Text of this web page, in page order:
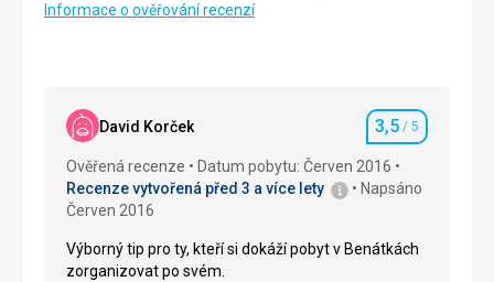
Informace o ověřování recenzí
David Korček Hodnocení
3,5 / 5
Ověřená recenze
Datum pobytu: Červen 2016
Recenze vytvořená před 3 a více lety
Napsáno
Červen 2016
Výborný tip pro ty, kteří si dokáží pobyt v Benátkách
zorganizovat po svém.